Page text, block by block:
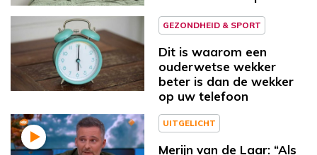
GEZONDHEID & SPORT
Dit is waarom een
ouderwetse wekker
beter is dan de wekker
op uw telefoon
UITGELICHT
Merijn van de Laar: “Als